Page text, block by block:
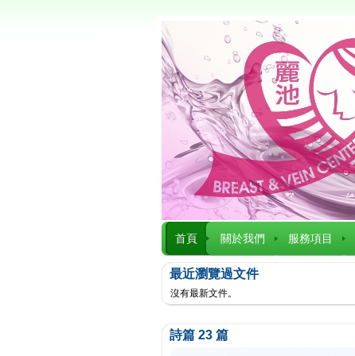
首頁 關於我們 服務項目
最近瀏覽過文件
沒有最新文件。
詩篇 23 篇